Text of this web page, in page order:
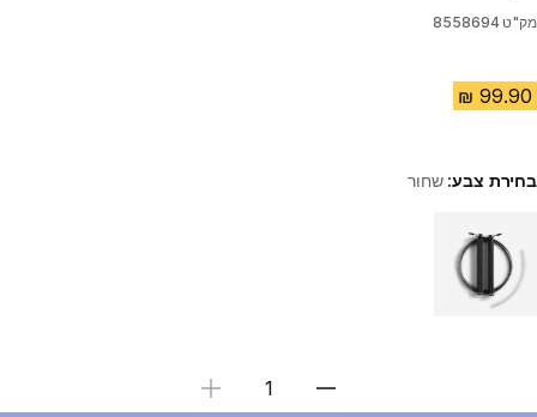
מק"ט 8558694
בחירת צבע:שחור
בחירת כמות